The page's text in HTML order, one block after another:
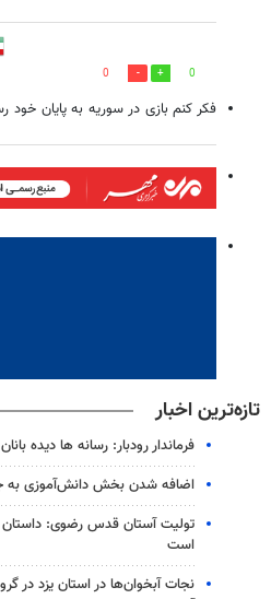
0
0
فکر کنم بازی در سوریه به پایان
تازه‌ترین اخبار
فرماندار رودبار: رسانه ها دیده
اضافه شدن بخش دانش‌آموزی به
تولیت آستان قدس رضوی: داستان و
است
نجات آبخوان‌ها در استان یزد در